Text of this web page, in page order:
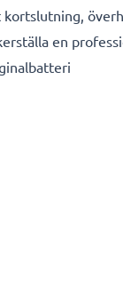
kortslutning,
en